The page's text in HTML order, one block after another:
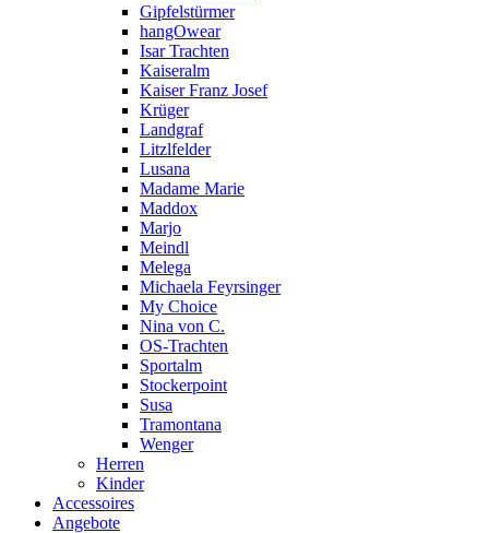
Gipfelstürmer
hangOwear
Isar Trachten
Kaiseralm
Kaiser Franz Josef
Krüger
Landgraf
Litzlfelder
Lusana
Madame Marie
Maddox
Marjo
Meindl
Melega
Michaela Feyrsinger
My Choice
Nina von C.
OS-Trachten
Sportalm
Stockerpoint
Susa
Tramontana
Wenger
Herren
Kinder
Accessoires
Angebote